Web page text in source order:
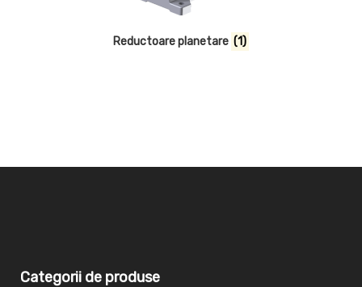
Reductoare planetare (1)
Categorii de produse